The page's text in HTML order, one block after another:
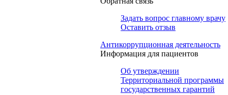
Задать вопрос главному врачу
Оставить отзыв
Антикоррупционная деятельность
Информация для пациентов
Об утверждении
Территориальной программы
государственных гарантий